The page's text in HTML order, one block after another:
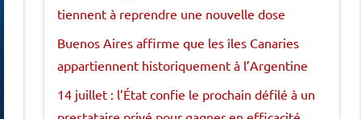
tiennent à reprendre une nouvelle dose
Buenos Aires affirme que les îles Canaries
appartiennent historiquement à l’Argentine
14 juillet : l’État confie le prochain défilé à un